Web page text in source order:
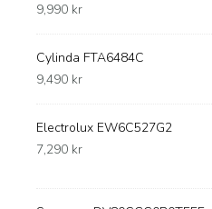
9,990 kr
Cylinda FTA6484C
9,490 kr
Electrolux EW6C527G2
7,290 kr